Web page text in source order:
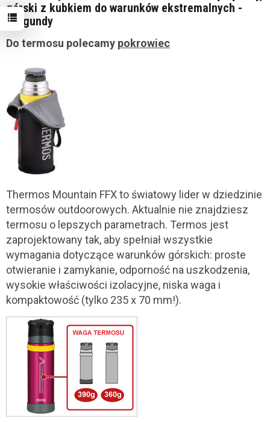
górski z kubkiem do warunków ekstremalnych -
Burgundy
Do termosu polecamy pokrowiec
Thermos Mountain FFX to światowy lider w dziedzinie
termosów outdoorowych. Aktualnie nie znajdziesz
termosu o lepszych parametrach. Termos jest
zaprojektowany tak, aby spełniał wszystkie
wymagania dotyczące warunków górskich: proste
otwieranie i zamykanie, odporność na uszkodzenia,
wysokie właściwości izolacyjne, niska waga i
kompaktowość (tylko 235 x 70 mm!).